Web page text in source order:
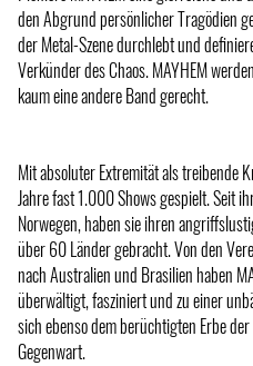
den Abgrund persönlicher Tragödien
der Metal-Szene durchlebt und
Verkünder des Chaos. MAYHEM
kaum eine andere Band gerecht.
Mit absoluter Extremität als treibende
Jahre fast 1.000 Shows gespielt. Seit
Norwegen, haben sie ihren
über 60 Länder gebracht. Von den
nach Australien und Brasilien haben
überwältigt, fasziniert und zu einer
sich ebenso dem berüchtigten Erbe
Gegenwart.